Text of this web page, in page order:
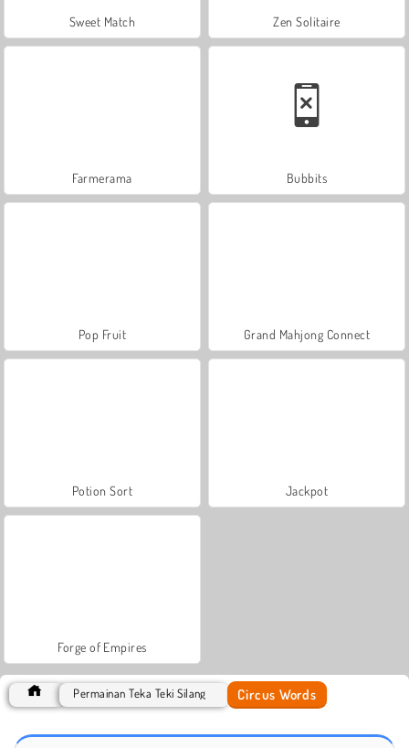
Sweet Match Zen Solitaire
Farmerama Bubbits
Pop Fruit Grand Mahjong Connect
Potion Sort Jackpot
Forge of Empires
Permainan Teka Teki Silang Circus Words